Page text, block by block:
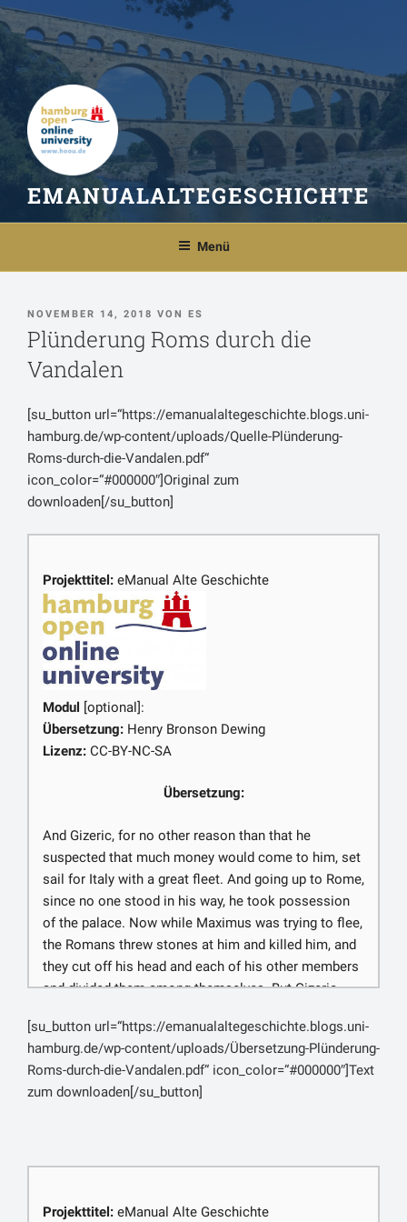
Zum
Inhalt
springen
EMANUALALTEGESCHICHTE
Menü
VERÖFFENTLICHT
AM
NOVEMBER 14, 2018 VON ES
Plünderung Roms durch die
Vandalen
[su_button url=“https://emanualaltegeschichte.blogs.uni-
hamburg.de/wp-content/uploads/Quelle-Plünderung-
Roms-durch-die-Vandalen.pdf“
icon_color=“#000000″]Original zum
downloaden[/su_button]
Projekttitel: eManual Alte Geschichte
Modul [optional]:
Übersetzung: Henry Bronson Dewing
Lizenz: CC-BY-NC-SA
Übersetzung:
And Gizeric, for no other reason than that he
suspected that much money would come to him, set
sail for Italy with a great fleet. And going up to Rome,
since no one stood in his way, he took possession
of the palace. Now while Maximus was trying to flee,
the Romans threw stones at him and killed him, and
they cut off his head and each of his other members
and divided them among themselves. But Gizeric
Placidia, the children of herself and Valentinian, and
placing an exceedingly great amount of gold and
other imperial treasure in his ships sailed to
Carthage, having spared neither bronze nor anything
of the roof. Now this roof was of bronze of the finest
thick, it shone as a magnificent and wonderful
[su_button url=“https://emanualaltegeschichte.blogs.uni-
hamburg.de/wp-content/uploads/Übersetzung-Plünderung-
Roms-durch-die-Vandalen.pdf“ icon_color=“#000000″]Text
zum downloaden[/su_button]
Projekttitel: eManual Alte Geschichte